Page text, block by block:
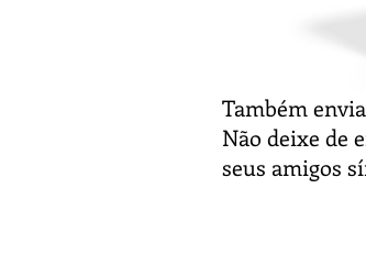
Também
Não deixe de
seus amigos